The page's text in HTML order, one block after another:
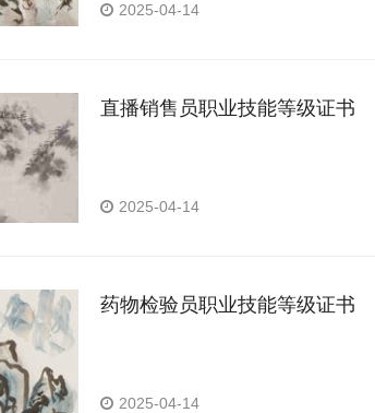
2025-04-14
直播销售员职业技能等级证书
2025-04-14
药物检验员职业技能等级证书
2025-04-14